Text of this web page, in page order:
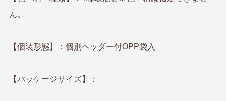
ん。
【個装形態】：個別ヘッダー付OPP袋入
【パッケージサイズ】：